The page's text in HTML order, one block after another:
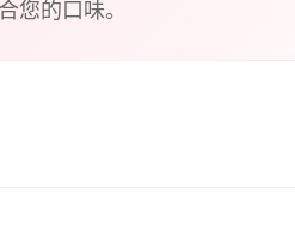
您的口味。